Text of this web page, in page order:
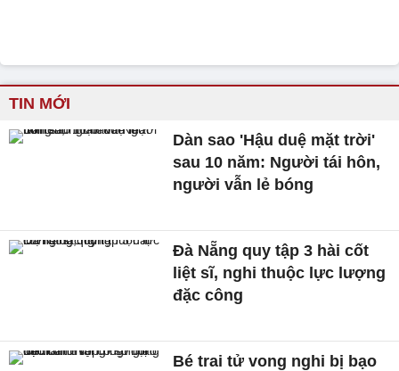
TIN MỚI
Dàn sao 'Hậu duệ mặt trời'
sau 10 năm: Người tái hôn,
người vẫn lẻ bóng
Đà Nẵng quy tập 3 hài cốt
liệt sĩ, nghi thuộc lực lượng
đặc công
Bé trai tử vong nghi bị bạo